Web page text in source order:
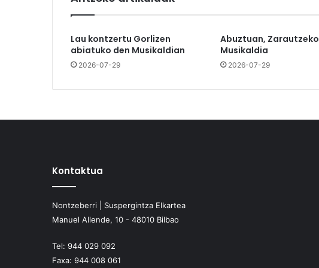
Lau kontzertu Gorlizen
abiatuko den Musikaldian
2026-07-29
Abuztuan, Zarautzeko
Musikaldia
2026-07-29
Kontaktua
Nontzeberri | Suspergintza Elkartea
Manuel Allende, 10 - 48010 Bilbao
Tel: 944 029 092
Faxa: 944 008 061